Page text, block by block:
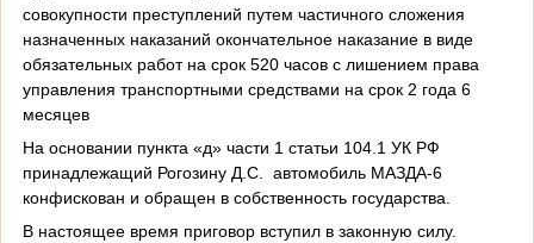
совокупности преступлений путем частичного сложения
назначенных наказаний окончательное наказание в виде
обязательных работ на срок 520 часов с лишением права
управления транспортными средствами на срок 2 года 6
месяцев
На основании пункта «д» части 1 статьи 104.1 УК РФ
принадлежащий Рогозину Д.С.
автомобиль МАЗДА-6
конфискован и обращен в собственность государства.
В настоящее время приговор вступил в законную силу.